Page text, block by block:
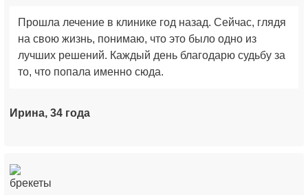
Прошла лечение в клинике год назад. Сейчас, глядя
на свою жизнь, понимаю, что это было одно из
лучших решений. Каждый день благодарю судьбу за
то, что попала именно сюда.
Ирина, 34 года